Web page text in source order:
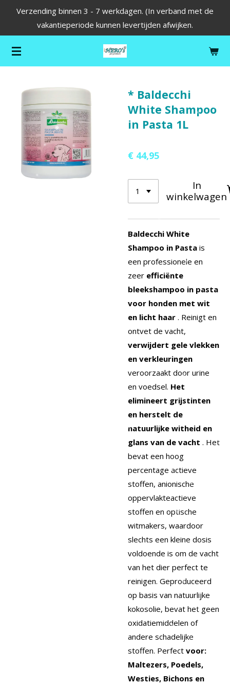
de
hoofdinhoud
Verzending binnen 3 - 7 werkdagen. (In verband met de
vakantieperiode kunnen levertijden afwijken.
* Baldecchi
White Shampoo
in Pasta 1L
€ 44,95
In
winkelwagen
Baldecchi White
Shampoo in Pasta is
een professionele en
zeer efficiënte
bleekshampoo in pasta
voor honden met wit
en licht haar . Reinigt en
ontvet de vacht,
verwijdert gele vlekken
en verkleuringen
veroorzaakt door urine
en voedsel. Het
elimineert grijstinten
en herstelt de
natuurlijke witheid en
glans van de vacht . Het
bevat een hoog
percentage actieve
stoffen, anionische
oppervlakteactieve
stoffen en optische
witmakers, waardoor
slechts een kleine dosis
voldoende is om de vacht
van het dier perfect te
reinigen. Geproduceerd
op basis van natuurlijke
kokosolie, bevat het geen
oxidatiemiddelen of
andere schadelijke
stoffen. Perfect voor:
Maltezers, Poedels,
Westies, Bichons en